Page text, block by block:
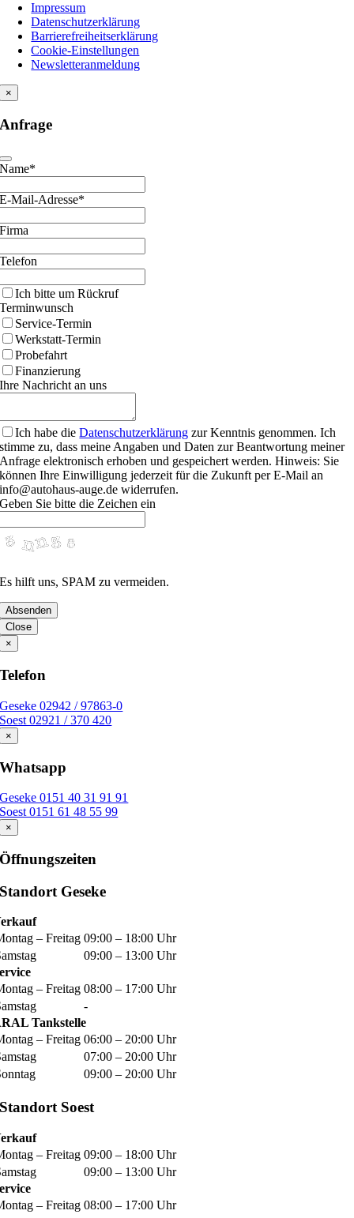
Impressum
Datenschutzerklärung
Barrierefreiheitserklärung
Cookie-Einstellungen
Newsletteranmeldung
×
Anfrage
Name*
E-Mail-Adresse*
Firma
Telefon
Ich bitte um Rückruf
Terminwunsch
Service-Termin
Werkstatt-Termin
Probefahrt
Finanzierung
Ihre Nachricht an uns
Ich habe dieDatenschutzerklärung zur Kenntnis genommen. Ich
stimme zu, dass meine Angaben und Daten zur Beantwortung meiner
Anfrage elektronisch erhoben und gespeichert werden. Hinweis: Sie
können Ihre Einwilligung jederzeit für die Zukunft per E-Mail an
info@autohaus-auge.de widerrufen.
Geben Sie bitte die Zeichen ein
Es hilft uns, SPAM zu vermeiden.
Absenden
Email
Address
Close
×
Telefon
Geseke 02942 / 97863-0
Soest 02921 / 370 420
×
Whatsapp
Geseke 0151 40 31 91 91
Soest 0151 61 48 55 99
×
Öffnungszeiten
Standort Geseke
– Freitag 09:00 – 18:00 Uhr
09:00 – 13:00 Uhr
– Freitag 08:00 – 17:00 Uhr
-
Tankstelle
– Freitag 06:00 – 20:00 Uhr
07:00 – 20:00 Uhr
09:00 – 20:00 Uhr
Standort Soest
– Freitag 09:00 – 18:00 Uhr
09:00 – 13:00 Uhr
– Freitag 08:00 – 17:00 Uhr